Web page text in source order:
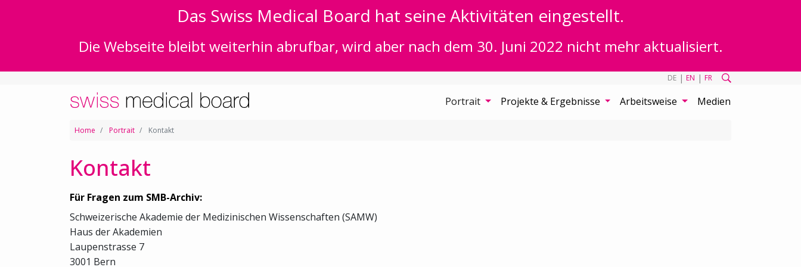
Das Swiss Medical Board hat seine Aktivitäten eingestellt.
Die Webseite bleibt weiterhin abrufbar, wird aber nach dem 30. Juni 2022 nicht mehr aktualisiert.
DE | EN | FR
Portrait Projekte & Ergebnisse Arbeitsweise Medien
Home Portrait Kontakt
Kontakt
Für Fragen zum SMB-Archiv:
Schweizerische Akademie der Medizinischen Wissenschaften (SAMW)
Haus der Akademien
Laupenstrasse 7
3001 Bern